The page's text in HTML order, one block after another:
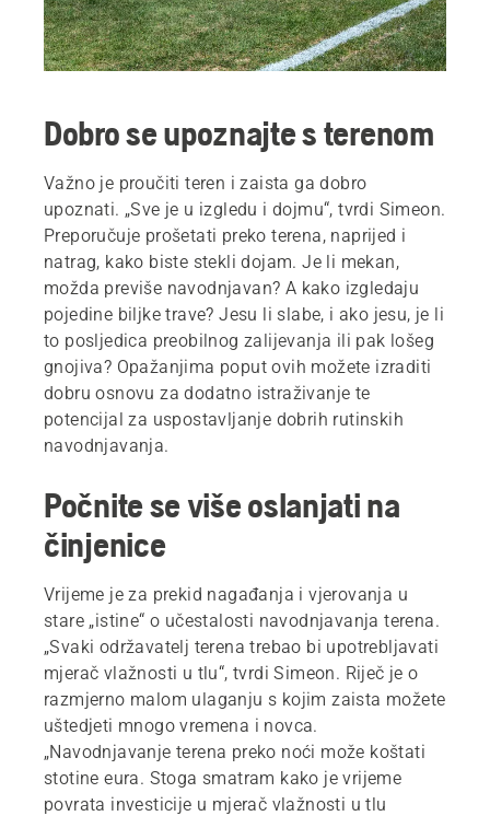
Dobro se upoznajte s terenom
Važno je proučiti teren i zaista ga dobro
upoznati. „Sve je u izgledu i dojmu“, tvrdi Simeon.
Preporučuje prošetati preko terena, naprijed i
natrag, kako biste stekli dojam. Je li mekan,
možda previše navodnjavan? A kako izgledaju
pojedine biljke trave? Jesu li slabe, i ako jesu, je li
to posljedica preobilnog zalijevanja ili pak lošeg
gnojiva? Opažanjima poput ovih možete izraditi
dobru osnovu za dodatno istraživanje te
potencijal za uspostavljanje dobrih rutinskih
navodnjavanja.
Počnite se više oslanjati na
činjenice
Vrijeme je za prekid nagađanja i vjerovanja u
stare „istine“ o učestalosti navodnjavanja terena.
„Svaki održavatelj terena trebao bi upotrebljavati
mjerač vlažnosti u tlu“, tvrdi Simeon. Riječ je o
razmjerno malom ulaganju s kojim zaista možete
uštedjeti mnogo vremena i novca.
„Navodnjavanje terena preko noći može koštati
stotine eura. Stoga smatram kako je vrijeme
povrata investicije u mjerač vlažnosti u tlu